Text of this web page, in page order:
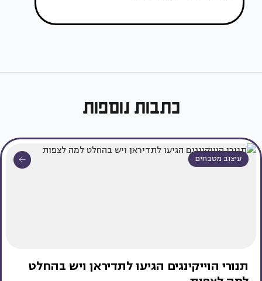
כתבות נוספות
עיצוב מטבחים
תנורי הוייקינגים הגיעו לתדיראן ויש בהחלט